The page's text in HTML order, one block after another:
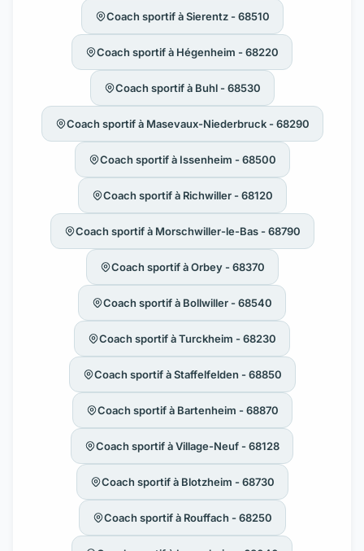
Coach sportif à Sierentz - 68510
Coach sportif à Hégenheim - 68220
Coach sportif à Buhl - 68530
Coach sportif à Masevaux-Niederbruck - 68290
Coach sportif à Issenheim - 68500
Coach sportif à Richwiller - 68120
Coach sportif à Morschwiller-le-Bas - 68790
Coach sportif à Orbey - 68370
Coach sportif à Bollwiller - 68540
Coach sportif à Turckheim - 68230
Coach sportif à Staffelfelden - 68850
Coach sportif à Bartenheim - 68870
Coach sportif à Village-Neuf - 68128
Coach sportif à Blotzheim - 68730
Coach sportif à Rouffach - 68250